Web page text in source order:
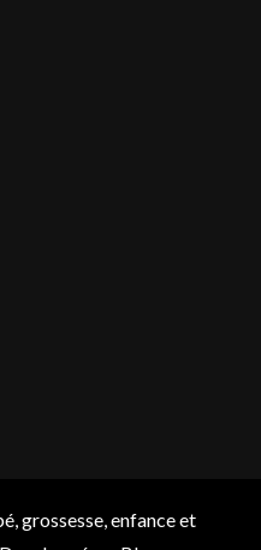
grossesse, enfance et